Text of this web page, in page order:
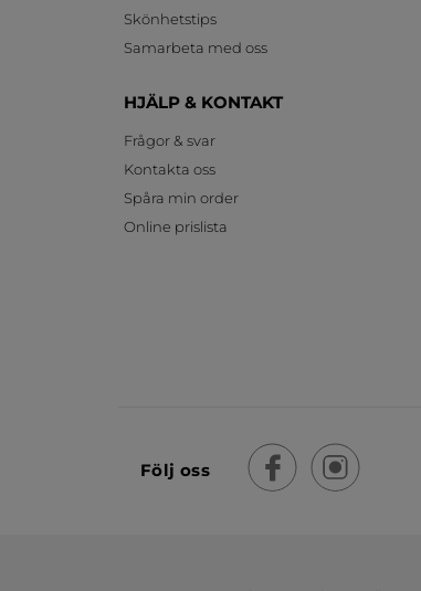
Skönhetstips
Samarbeta med oss
HJÄLP & KONTAKT
Frågor & svar
Kontakta oss
Spåra min order
Online prislista
Följ oss